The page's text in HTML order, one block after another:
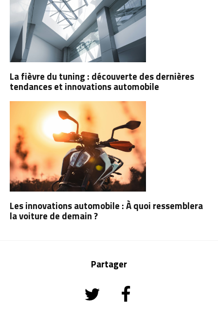
La fièvre du tuning : découverte des dernières
tendances et innovations automobile
Les innovations automobile : À quoi ressemblera
la voiture de demain ?
Partager